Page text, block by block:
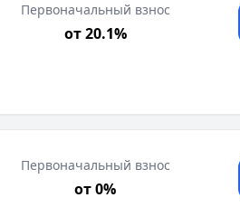
Первоначальный взнос
от 20.1%
Первоначальный взнос
от 0%